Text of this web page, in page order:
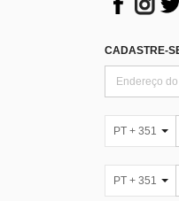
CADASTRE-
PT + 351
PT + 351